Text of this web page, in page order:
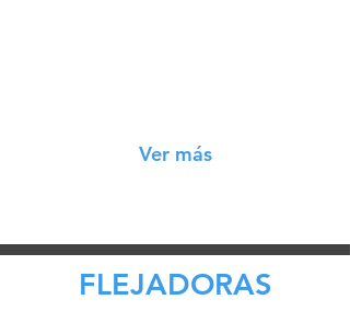
FLEJADORAS
Ver más